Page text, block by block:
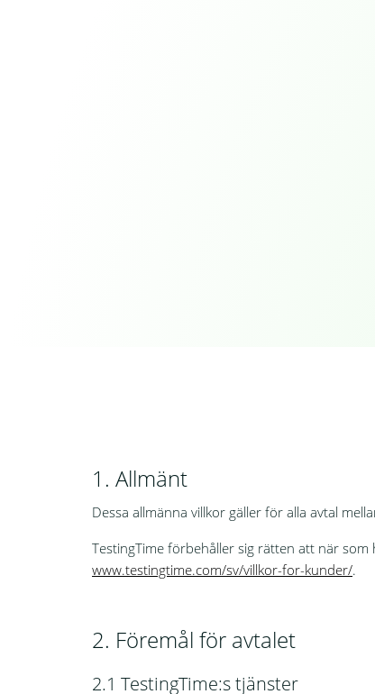
1. Allmänt
Dessa allmänna villkor gäller för alla avtal
TestingTime förbehåller sig rätten att när
www.testingtime.com/sv/villkor-for-kunder/.
2. Föremål för avtalet
2.1 TestingTime:s tjänster